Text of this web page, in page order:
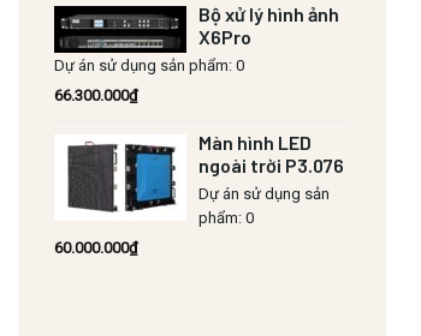
Bộ xử lý hình ảnh
X6Pro
Dự án sử dụng sản phẩm: 0
66.300.000₫
Màn hình LED
ngoài trời P3.076
Dự án sử dụng sản
phẩm: 0
60.000.000₫